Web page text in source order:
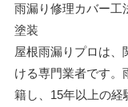
雨漏り修理カバー工
塗装
屋根雨漏りプロは
ける専門業者です。
籍し、15年以上の経